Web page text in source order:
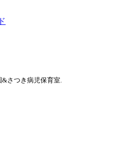
さつき病児保育室.